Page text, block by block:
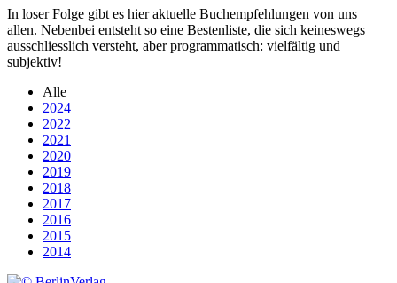
In loser Folge gibt es hier aktuelle Buchempfehlungen von uns
allen. Nebenbei entsteht so eine Bestenliste, die sich keineswegs
ausschliesslich versteht, aber programmatisch: vielfältig und
subjektiv!
Alle
2024
2022
2021
2020
2019
2018
2017
2016
2015
2014